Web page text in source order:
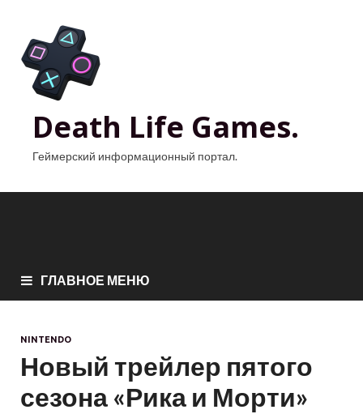
Death Life Games.
Геймерский информационный портал.
ГЛАВНОЕ МЕНЮ
NINTENDO
Новый трейлер пятого
сезона «Рика и Морти»